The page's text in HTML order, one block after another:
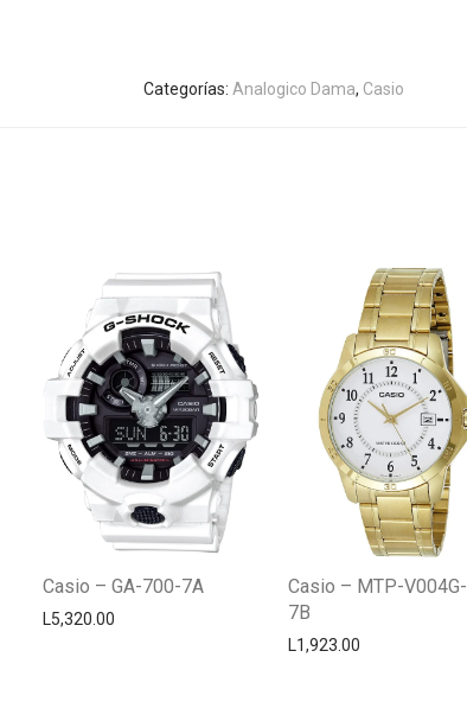
Categorías: Analogico Dama, Casio
Casio – GA-700-7A
L5,320.00
Casio – MTP-V004G-
7B
L1,923.00